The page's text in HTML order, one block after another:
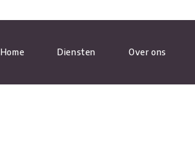
Home Diensten Over ons